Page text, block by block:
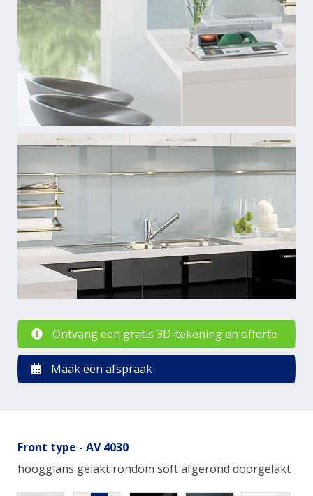
Ontvang een gratis 3D-tekening en offerte
Maak een afspraak
Front type - AV 4030
hoogglans gelakt rondom soft afgerond doorgelakt